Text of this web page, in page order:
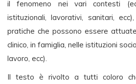
il fenomeno nei vari contesti
istituzionali, lavorativi, sanitari,
pratiche che possono essere
clinico, in famiglia, nelle istituzioni
lavoro, ecc).
Il testo è rivolto a tutti coloro